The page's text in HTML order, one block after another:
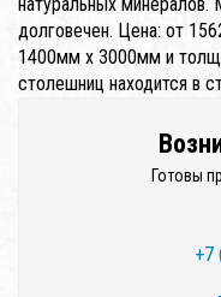
долговечен. Цена: от
1400мм x 3000мм и
столешниц находится в
Готовы
+7